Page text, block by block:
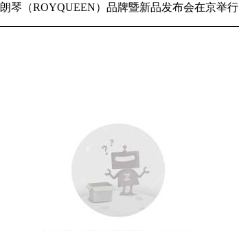
朗琴（ROYQUEEN）品牌暨新品发布会在京举行